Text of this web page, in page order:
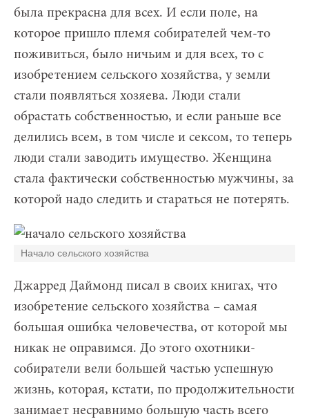
была прекрасна для всех. И если поле, на
которое пришло племя собирателей чем-то
поживиться, было ничьим и для всех, то с
изобретением сельского хозяйства, у земли
стали появляться хозяева. Люди стали
обрастать собственностью, и если раньше все
делились всем, в том числе и сексом, то теперь
люди стали заводить имущество. Женщина
стала фактически собственностью мужчины, за
которой надо следить и стараться не потерять.
Начало сельского хозяйства
Джарред Даймонд писал в своих книгах, что
изобретение сельского хозяйства – самая
большая ошибка человечества, от которой мы
никак не оправимся. До этого охотники-
собиратели вели большей частью успешную
жизнь, которая, кстати, по продолжительности
занимает несравнимо большую часть всего